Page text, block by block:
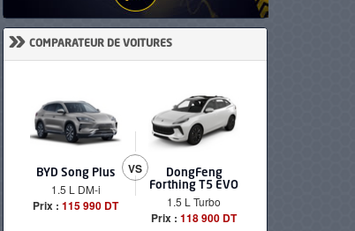
» COMPARATEUR DE VOITURES
BYD Song Plus
1.5 L DM-i
Prix : 115 990 DT
VS
DongFeng
Forthing T5 EVO
1.5 L Turbo
Prix : 118 900 DT